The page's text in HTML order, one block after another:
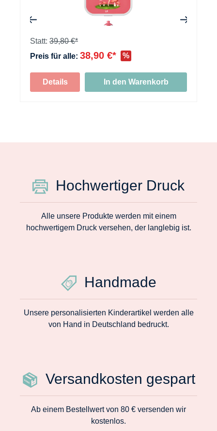
Statt: 39,80 €*
Preis für alle: 38,90 €* %
Details In den Warenkorb
Hochwertiger Druck
Alle unsere Produkte werden mit einem
hochwertigem Druck versehen, der langlebig ist.
Handmade
Unsere personalisierten Kinderartikel werden alle
von Hand in Deutschland bedruckt.
Versandkosten gespart
Ab einem Bestellwert von 80 € versenden wir
kostenlos.